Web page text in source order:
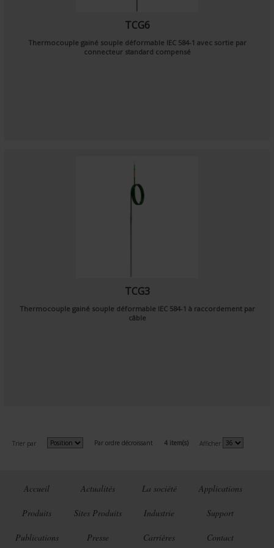
TCG6
Thermocouple gainé souple déformable IEC 584-1 avec sortie par
connecteur standard compensé
TCG3
Thermocouple gainé souple déformable IEC 584-1 à raccordement par
câble
Trier par Par ordre décroissant 4 item(s) Afficher
Accueil Actualités La société Applications
Produits Sites Produits Industrie Support
Publications Presse Carrières Contact